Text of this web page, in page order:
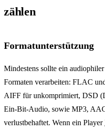
zählen
Formatunterstützung
Mindestens sollte ein
Formaten verarbeiten: FLAC
AIFF für unkomprimiert, DSD
Ein-Bit-Audio, sowie MP3,
verlustbehaftet. Wenn ein Player